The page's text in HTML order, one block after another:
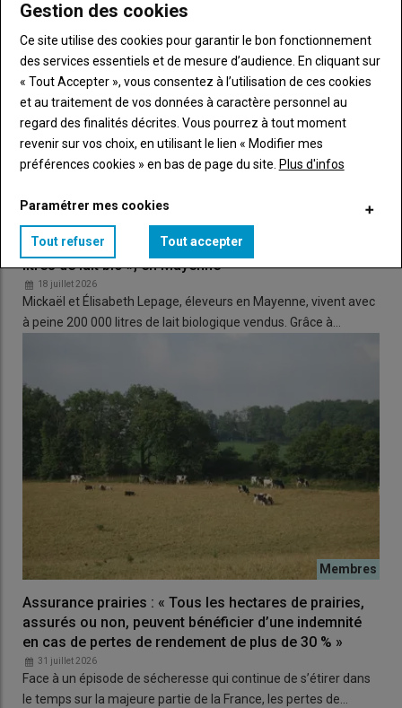
printemps, elles vont sortir la journée, puis
progressivement aussi la nuit. L’été, on inverse : elles
sortent seulement la nuit pour profiter des conditions
plus fraîches. Nous sommes situés dans une vallée
humide, laportancedes sols est limitante à certaines
périodes. Nous débutons le pâturage plus tard vers la mi-
mars pour finir au 15 novembre.
Clément Nédellec – En Gaec dans le
Gers
OUI.
Quand nous avons créé notre atelier laitier, nous
est basé sur le pâturageavec desvêlages groupés de
printemps . En partant de zéro, nous avons pu choisir la
race qui correspondait. Nous avons actuellement 160
jersiaises à la traite. Nos
sont peu portants, son
petit gabarit est un atout pour allonger la
saison de
Élevage laitier bio : « Nous vivons à deux avec 200 000
litres de lait bio », en Mayenne
18 juillet 2026
Mickaël et Élisabeth Lepage, éleveurs en Mayenne, vivent avec
à peine 200 000 litres de lait biologique vendus. Grâce à…
Assurance prairies : « Tous les hectares de prairies,
assurés ou non, peuvent bénéficier d’une indemnité
en cas de pertes de rendement de plus de 30 % »
31 juillet 2026
Face à un épisode de sécheresse qui continue de s’étirer dans
le temps sur la majeure partie de la France, les pertes de…
Gestion des cookies
Ce site utilise des cookies pour garantir le bon fonctionnement
des services essentiels et de mesure d’audience. En cliquant sur
« Tout Accepter », vous consentez à l’utilisation de ces cookies
et au traitement de vos données à caractère personnel au
regard des finalités décrites. Vous pourrez à tout moment
revenir sur vos choix, en utilisant le lien « Modifier mes
préférences cookies » en bas de page du site. Plus d'infos
Paramétrer mes cookies
Tout refuser Tout accepter